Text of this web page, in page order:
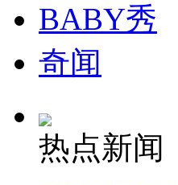
BABY秀
奇闻
热点新闻